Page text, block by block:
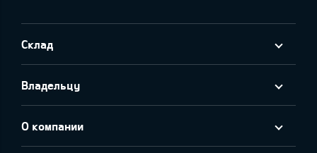
Склад
Владельцу
О компании